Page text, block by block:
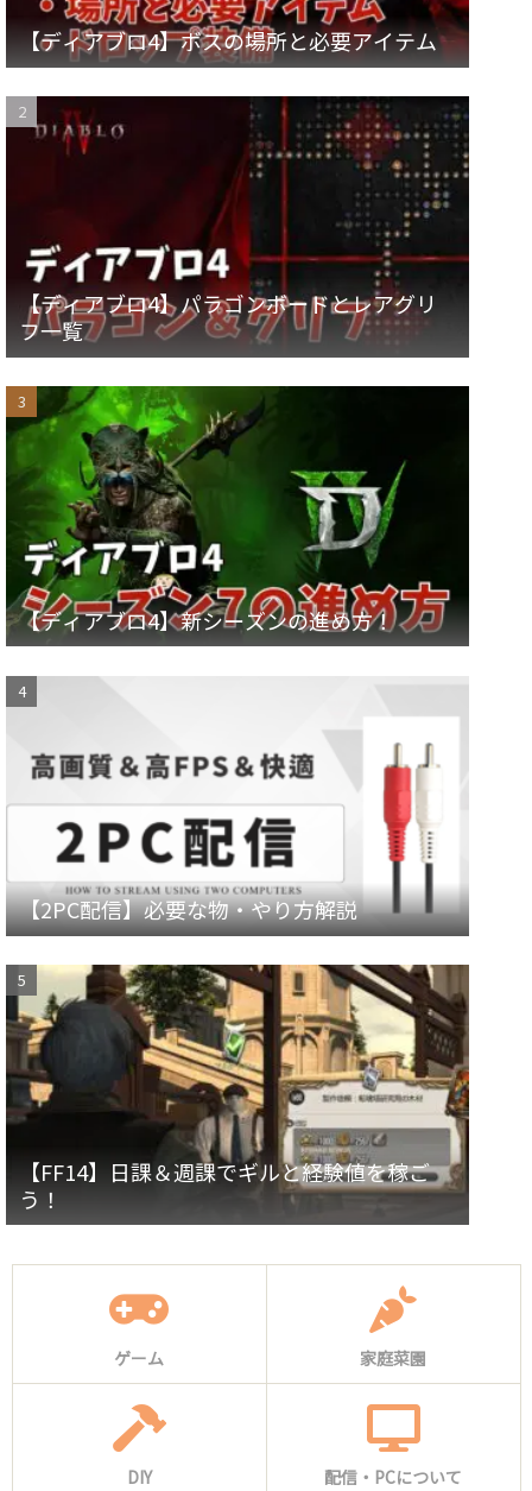
【ディアブロ4】ボスの場所と必要アイテム
【ディアブロ4】パラゴンボードとレアグリ
フ一覧
【ディアブロ4】新シーズンの進め方！
【2PC配信】必要な物・やり方解説
【FF14】日課＆週課でギルと経験値を稼ご
う！
ゲーム 家庭菜園
DIY 配信・PCについて